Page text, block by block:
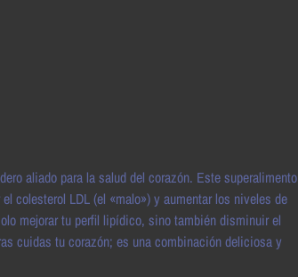
aliado para la salud del corazón. Este superalimento
colesterol LDL (el «malo») y aumentar los niveles de
mejorar tu perfil lipídico, sino también disminuir el
cuidas tu corazón; es una combinación deliciosa y